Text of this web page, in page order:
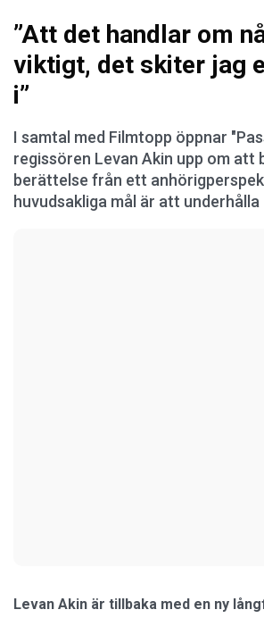
”Att det handlar om
viktigt, det skiter jag
i”
I samtal med Filmtopp öppnar
regissören Levan Akin upp om att
berättelse från ett
huvudsakliga mål är att underhålla
Levan Akin är tillbaka med en ny